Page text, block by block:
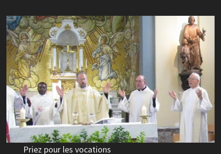
Priez pour les vocations